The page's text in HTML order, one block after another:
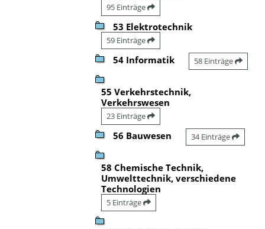
95 Einträge
53 Elektrotechnik
59 Einträge
54 Informatik 58 Einträge
55 Verkehrstechnik,
Verkehrswesen
23 Einträge
56 Bauwesen 34 Einträge
58 Chemische Technik,
Umwelttechnik, verschiedene
Technologien
5 Einträge